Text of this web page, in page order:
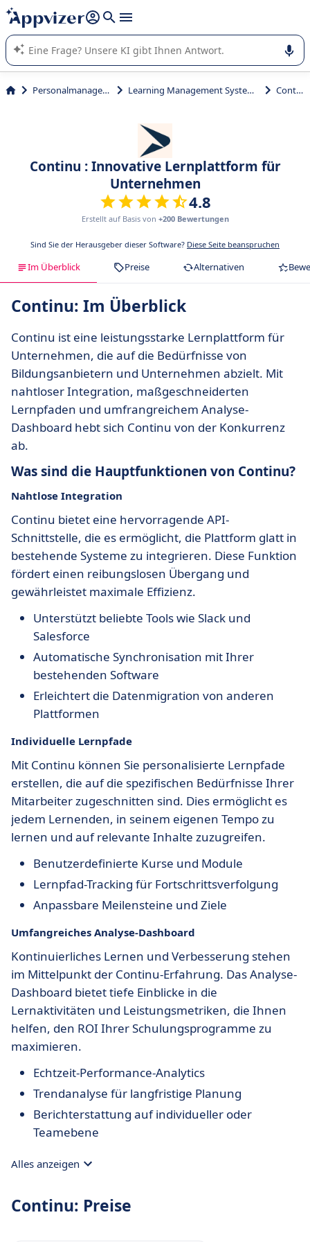
beantworten (mehrere Zeilen mit
Die KI von Appvizer führt Sie bei der Nutzung oder Auswahl
von SaaS-Software in Unternehmen.
Personalmanagement Learning Management System (LMS) Continu
Continu : Innovative Lernplattform für
Unternehmen
4.8
Erstellt auf Basis von +200 Bewertungen
Sind Sie der Herausgeber dieser Software? Diese Seite beanspruchen
Im Überblick Preise Alternativen
Continu: Im Überblick
Continu ist eine leistungsstarke Lernplattform für
Unternehmen, die auf die Bedürfnisse von
Bildungsanbietern und Unternehmen abzielt. Mit
nahtloser Integration, maßgeschneiderten
Lernpfaden und umfrangreichem Analyse-
Dashboard hebt sich Continu von der Konkurrenz
ab.
Was sind die Hauptfunktionen von Continu?
Nahtlose Integration
Continu bietet eine hervorragende API-
Schnittstelle, die es ermöglicht, die Plattform glatt in
bestehende Systeme zu integrieren. Diese Funktion
fördert einen reibungslosen Übergang und
gewährleistet maximale Effizienz.
Unterstützt beliebte Tools wie Slack und
Salesforce
Automatische Synchronisation mit Ihrer
bestehenden Software
Erleichtert die Datenmigration von anderen
Plattformen
Individuelle Lernpfade
Mit Continu können Sie personalisierte Lernpfade
erstellen, die auf die spezifischen Bedürfnisse Ihrer
Mitarbeiter zugeschnitten sind. Dies ermöglicht es
jedem Lernenden, in seinem eigenen Tempo zu
lernen und auf relevante Inhalte zuzugreifen.
Benutzerdefinierte Kurse und Module
Lernpfad-Tracking für Fortschrittsverfolgung
Anpassbare Meilensteine und Ziele
Umfangreiches Analyse-Dashboard
Kontinuierliches Lernen und Verbesserung stehen
im Mittelpunkt der Continu-Erfahrung. Das Analyse-
Dashboard bietet tiefe Einblicke in die
Lernaktivitäten und Leistungsmetriken, die Ihnen
helfen, den ROI Ihrer Schulungsprogramme zu
maximieren.
Echtzeit-Performance-Analytics
Trendanalyse für langfristige Planung
Berichterstattung auf individueller oder
Teamebene
Alles anzeigen
Continu: Preise